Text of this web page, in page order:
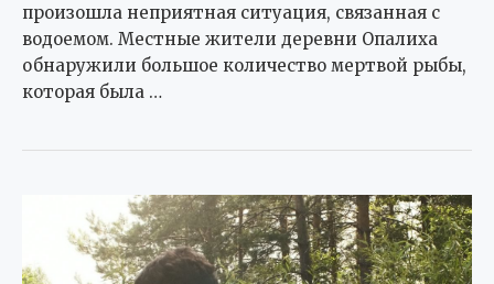
произошла неприятная ситуация, связанная с
водоемом. Местные жители деревни Опалиха
обнаружили большое количество мертвой рыбы,
которая была …